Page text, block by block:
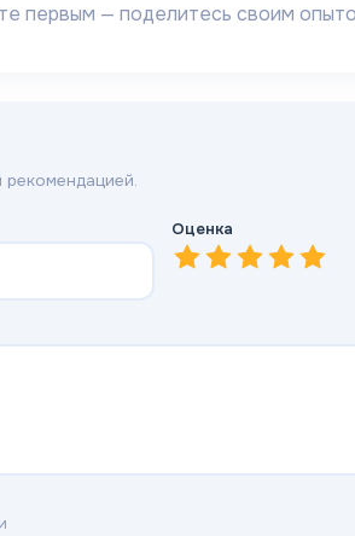
первым — поделитесь своим
Оценка
4—
3—
2—Плохо
1—Очень плохо